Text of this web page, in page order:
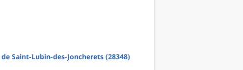
de Saint-Lubin-des-Joncherets (28348)